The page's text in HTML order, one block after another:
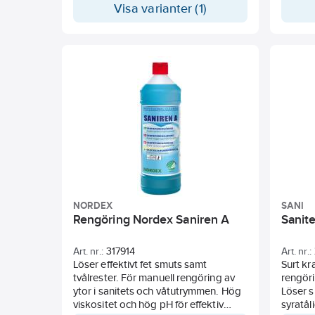
kompositmaterial!
eftersom saltsyran kan missfärga
Visa varianter (1)
NORDEX
Rengöring Nordex Saniren A
Art. nr.: 317914
Löser effektivt fet smuts samt
tvålrester. För manuell rengöring av
ytor i sanitets och våtutrymmen. Hög
viskositet och hög pH för effektiv
SANI
Art. nr.:
Surt
Löser